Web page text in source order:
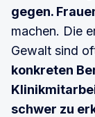
gegen.
machen. Die
Gewalt sind
konkreten
schwer zu